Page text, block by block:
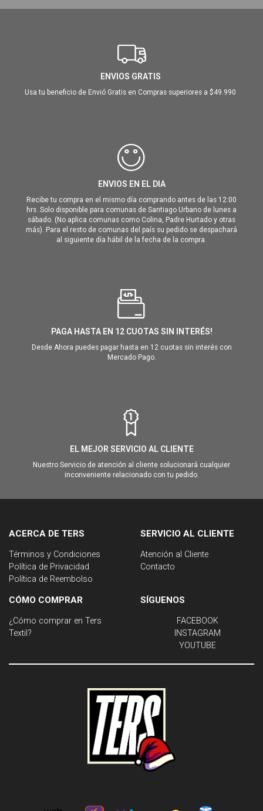
ENVIOS GRATIS
Usa tu beneficio de Envió Gratis en Compras superiores a $49.990
ENVIOS EN EL DIA
Recibe tu compra en el mismo día comprando antes de las 12:00
hrs. Solo disponible para comunas de Santiago Urbano de lunes a
sábado. (No aplica comunas como Colina, Padre Hurtado y otras
más). Para el resto de comunas del país su pedido se despachará
al siguiente día hábil de la fecha de la compra.
PAGA HASTA EN 12 CUOTAS SIN INTERÉS!
Desde Ahora puedes pagar hasta en 12 cuotas sin interés con
Mercado Pago.
EL MEJOR SERVICIO AL CLIENTE
Nuestro Servicio de atención al cliente solucionará cualquier
inconveniente relacionado con tu pedido.
ACERCA DE TERS
Términos y Condiciones
Política de Privacidad
Política de Reembolso
SERVICIO AL CLIENTE
Atención al Cliente
Contacto
CÓMO COMPRAR
¿Cómo comprar en Ters
Textil?
SÍGUENOS
FACEBOOK
INSTAGRAM
YOUTUBE